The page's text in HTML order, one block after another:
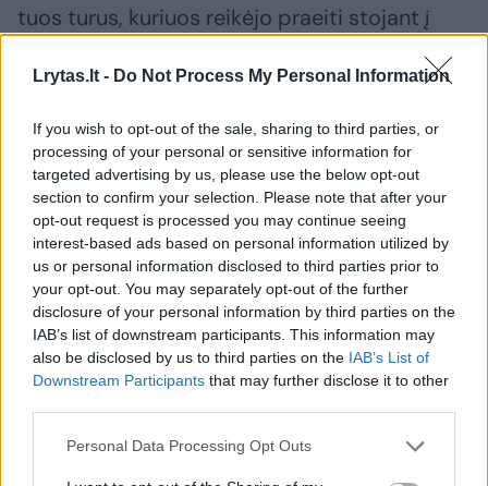
Lrytas.lt - Do Not Process My Personal Information
If you wish to opt-out of the sale, sharing to third parties, or
processing of your personal or sensitive information for
targeted advertising by us, please use the below opt-out
section to confirm your selection. Please note that after your
opt-out request is processed you may continue seeing
interest-based ads based on personal information utilized by
us or personal information disclosed to third parties prior to
your opt-out. You may separately opt-out of the further
disclosure of your personal information by third parties on the
IAB’s list of downstream participants. This information may
also be disclosed by us to third parties on the IAB’s List of
Downstream Participants that may further disclose it to other
Personal Data Processing Opt Outs
tuos turus, kuriuos reikėjo praeiti stojant į
aktorinį. Buvo tokia tvarka, kad iki trečio turo
nereikėjo net dokumentų priduoti.
Aišku, stojau ten, kur lengviausia. Tuo laiku
buvo dar kvotos, kai priimama vaikinų ir
merginų po lygiai, po penkiasdešimt
procentų. Pagal situaciją, lengviausia buvo
įstoti į bibliotekininkystę, nes ten situacija
apytikriai tokia: stoja dvidešimt merginų, o
vaikinų – trys. Jeigu negauni dvejeto,
automatiškai patenki. Porą
bibliotekininkystės egzaminų išlaikiau, o
rašant lietuvių rašinį, nesupratau temos ir